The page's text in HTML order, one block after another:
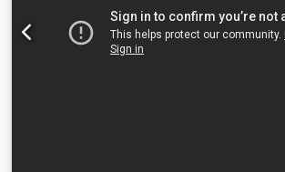
Peso aproximado: 400 kg. Dimensiones:
mm. Potencia del motor: 0,8 kW. Crsdpfx
Ubicación: Nattheim.